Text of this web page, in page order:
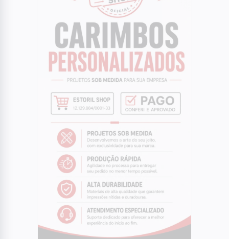
EDP faz operação especial para reduzir
impactos do ciclone
Eleições 2026: pela primeira vez em um
século, mulheres não farão parte das
chapas presidenciáveis
BRASIL
falha derrubaram avião da VoePass